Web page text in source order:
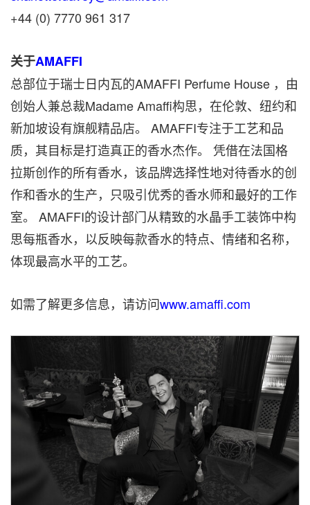
+44 (0) 7770 961 317
关于AMAFFI
总部位于瑞士日内瓦的AMAFFI Perfume House ，由
创始人兼总裁Madame Amaffi构思，在伦敦、纽约和
新加坡设有旗舰精品店。 AMAFFI专注于工艺和品
质，其目标是打造真正的香水杰作。 凭借在法国格
拉斯创作的所有香水，该品牌选择性地对待香水的创
作和香水的生产，只吸引优秀的香水师和最好的工作
室。 AMAFFI的设计部门从精致的水晶手工装饰中构
思每瓶香水，以反映每款香水的特点、情绪和名称，
体现最高水平的工艺。
如需了解更多信息，请访问www.amaffi.com